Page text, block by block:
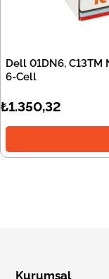
Dell 01DN6, C13TM
6-Cell
₺1.350,32
Kurumsal